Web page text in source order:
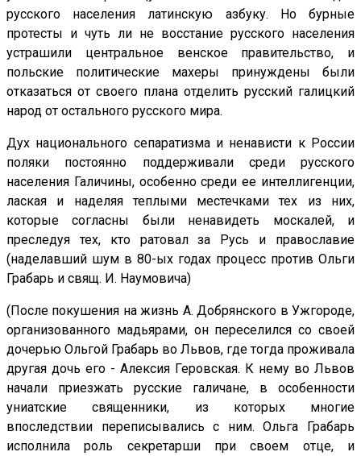
русского населения латинскую азбуку. Но бурные
протесты и чуть ли не восстание русского населения
устрашили центральное венское правительство, и
польские политические махеры принуждены были
отказаться от своего плана отделить русский галицкий
народ от остального русского мира.
Дух национального сепаратизма и ненависти к России
поляки постоянно поддерживали среди русского
населения Галичины, особенно среди ее интеллигенции,
лаская и наделяя теплыми местечками тех из них,
которые согласны были ненавидеть москалей, и
преследуя тех, кто ратовал за Русь и православие
(наделавший шум в 80-ых годах процесс против Ольги
Грабарь и свящ. И. Наумовича)
(После покушения на жизнь А. Добрянского в Ужгороде,
организованного мадьярами, он переселился со своей
дочерью Ольгой Грабарь во Львов, где тогда проживала
другая дочь его - Алексия Геровская. К нему во Львов
начали приезжать русские галичане, в особенности
униатские священники, из которых многие
впоследствии переписывались с ним. Ольга Грабарь
исполнила роль секретарши при своем отце, и